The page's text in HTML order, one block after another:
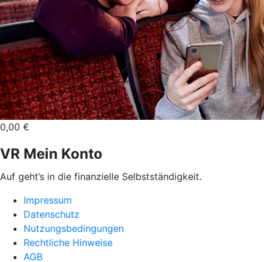
0,00 €
VR Mein Konto
Auf geht’s in die finanzielle Selbstständigkeit.
Impressum
Datenschutz
Nutzungsbedingungen
Rechtliche Hinweise
AGB